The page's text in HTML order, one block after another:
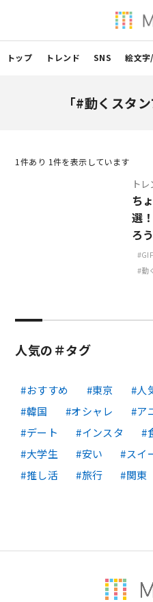
トップ トレンド SNS 絵文
「#動くスタ
1 件あり 1件を表示しています
ト
ち
選
ろ
GIF
動
人気の＃タグ
おすすめ 東京 人
韓国
オシャレ ア
デート
インスタ
大学生
安い スイ
推し活
旅行 関東